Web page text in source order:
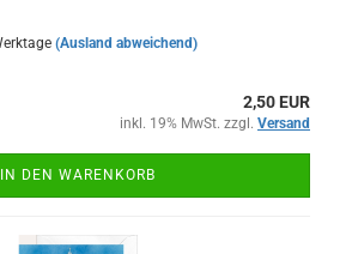
(Ausland abweichend)
2,50 EUR
inkl. 19% MwSt. zzgl. Versand
IN DEN WARENKORB